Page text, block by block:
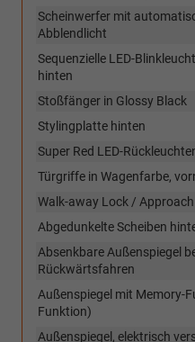
Scheinwerfer mit
Abblendlicht
Sequenzielle LED-
hinten
Stoßfänger in Glossy Black
Stylingplatte hinten
Super Red LED-
Türgriffe in Wagenfarbe,
Walk-away Lock /
Abgedunkelte Scheiben
Absenkbare Außenspiegel
Rückwärtsfahren
Außenspiegel mit Memory-
Funktion)
Außenspiegel, elektrisch